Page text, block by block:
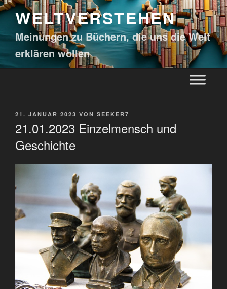
WELTVERSTEHEN
Meinungen zu Büchern, die uns die Welt
erklären wollen
21. JANUAR 2023 VON SEEKER7
21.01.2023 Einzelmensch und
Geschichte